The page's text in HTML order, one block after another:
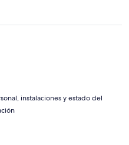
instalaciones y estado del